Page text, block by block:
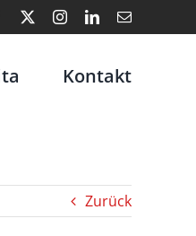
Facebook InstagramLinkedIn
E-
Kontakt
Zurück